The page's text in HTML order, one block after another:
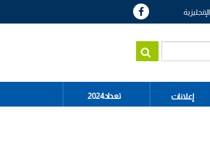
الإنجليزية
إعلانات تعداد2024